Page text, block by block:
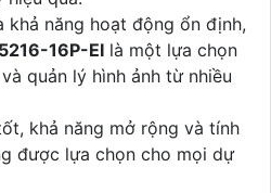
khả năng hoạt động ổn định,
16P-EI là một lựa chọn
quản lý hình ảnh từ nhiều
khả năng mở rộng và tính
được lựa chọn cho mọi dự